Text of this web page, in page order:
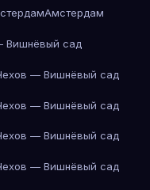
Амстердам
Вишнёвый сад
— Вишнёвый сад
— Вишнёвый сад
— Вишнёвый сад
— Вишнёвый сад